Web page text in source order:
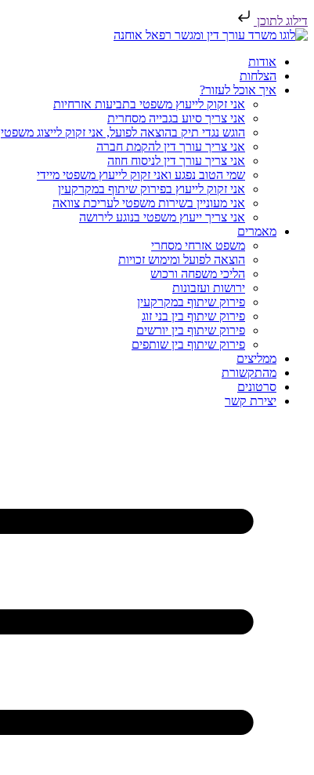
דילוג לתוכן
אודות
הצלחות
איך אוכל לעזור?
אני זקוק לייעוץ משפטי בתביעות אזרחיות
אני צריך סיוע בגבייה מסחרית
הוגש נגדי תיק בהוצאה לפועל, אני זקוק לייצוג משפטי
אני צריך עורך דין להקמת חברה
אני צריך עורך דין לניסוח חוזה
שמי הטוב נפגע ואני זקוק לייעוץ משפטי מיידי
אני זקוק לייעוץ בפירוק שיתוף במקרקעין
אני מעוניין בשירות משפטי לעריכת צוואה
אני צריך ייעוץ משפטי בנוגע לירושה
מאמרים
משפט אזרחי מסחרי
הוצאה לפועל ומימוש זכויות
הליכי משפחה ורכוש
ירושות ועזבונות
פירוק שיתוף במקרקעין
פירוק שיתוף בין בני זוג
פירוק שיתוף בין יורשים
פירוק שיתוף בין שותפים
ממליצים
מהתקשורת
סרטונים
יצירת קשר